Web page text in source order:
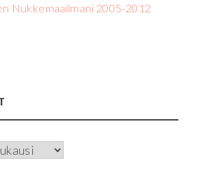
Nukkemaailmani 2005-2012